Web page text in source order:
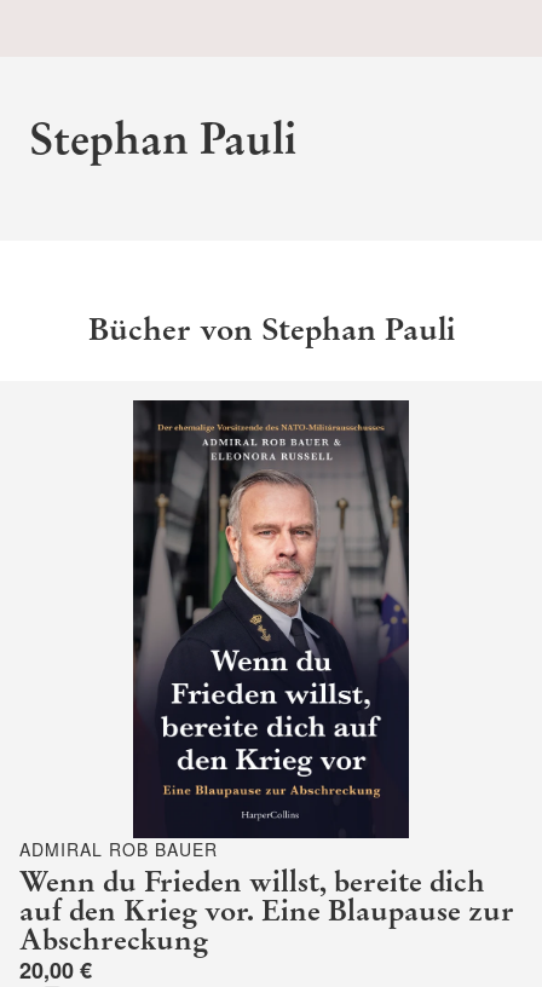
Stephan Pauli
Bücher von Stephan Pauli
ADMIRAL ROB BAUER
Wenn du Frieden willst, bereite dich
auf den Krieg vor. Eine Blaupause zur
Abschreckung
20,00 €